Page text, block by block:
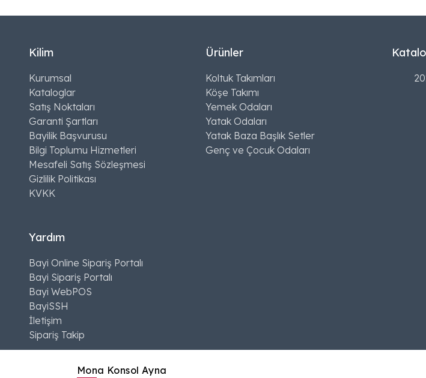
Mona Konsol Ayna
Kilim
Kurumsal
Kataloglar
Satış Noktaları
Garanti Şartları
Bayilik Başvurusu
Bilgi Toplumu Hizmetleri
Mesafeli Satış Sözleşmesi
Gizlilik Politikası
KVKK
Ürünler
Koltuk Takımları
Köşe Takımı
Yemek Odaları
Yatak Odaları
Yatak Baza Başlık Setler
Genç ve Çocuk Odaları
Yardım
Bayi Online Sipariş Portalı
Bayi Sipariş Portalı
Bayi WebPOS
BayiSSH
İletişim
Sipariş Takip